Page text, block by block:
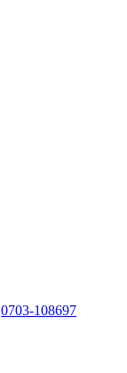
0703-108697